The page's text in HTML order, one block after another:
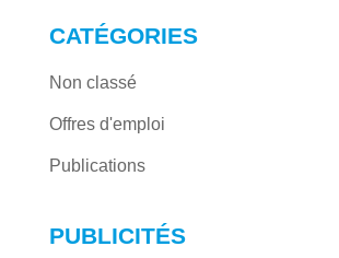
CATÉGORIES
Non classé
Offres d'emploi
Publications
PUBLICITÉS